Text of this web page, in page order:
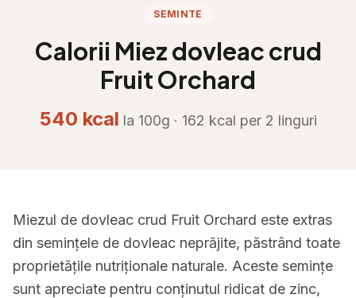
SEMINTE
Calorii Miez dovleac crud
Fruit Orchard
540 kcal la 100g · 162 kcal per 2 linguri
Miezul de dovleac crud Fruit Orchard este extras
din semințele de dovleac neprăjite, păstrând toate
proprietățile nutriționale naturale. Aceste semințe
sunt apreciate pentru conținutul ridicat de zinc,